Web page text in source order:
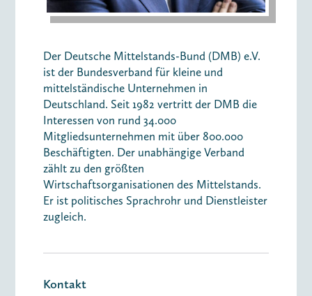
Der Deutsche Mittelstands-Bund (DMB) e.V.
ist der Bundesverband für kleine und
mittelständische Unternehmen in
Deutschland. Seit 1982 vertritt der DMB die
Interessen von rund 34.000
Mitgliedsunternehmen mit über 800.000
Beschäftigten. Der unabhängige Verband
zählt zu den größten
Wirtschaftsorganisationen des Mittelstands.
Er ist politisches Sprachrohr und Dienstleister
zugleich.
Kontakt